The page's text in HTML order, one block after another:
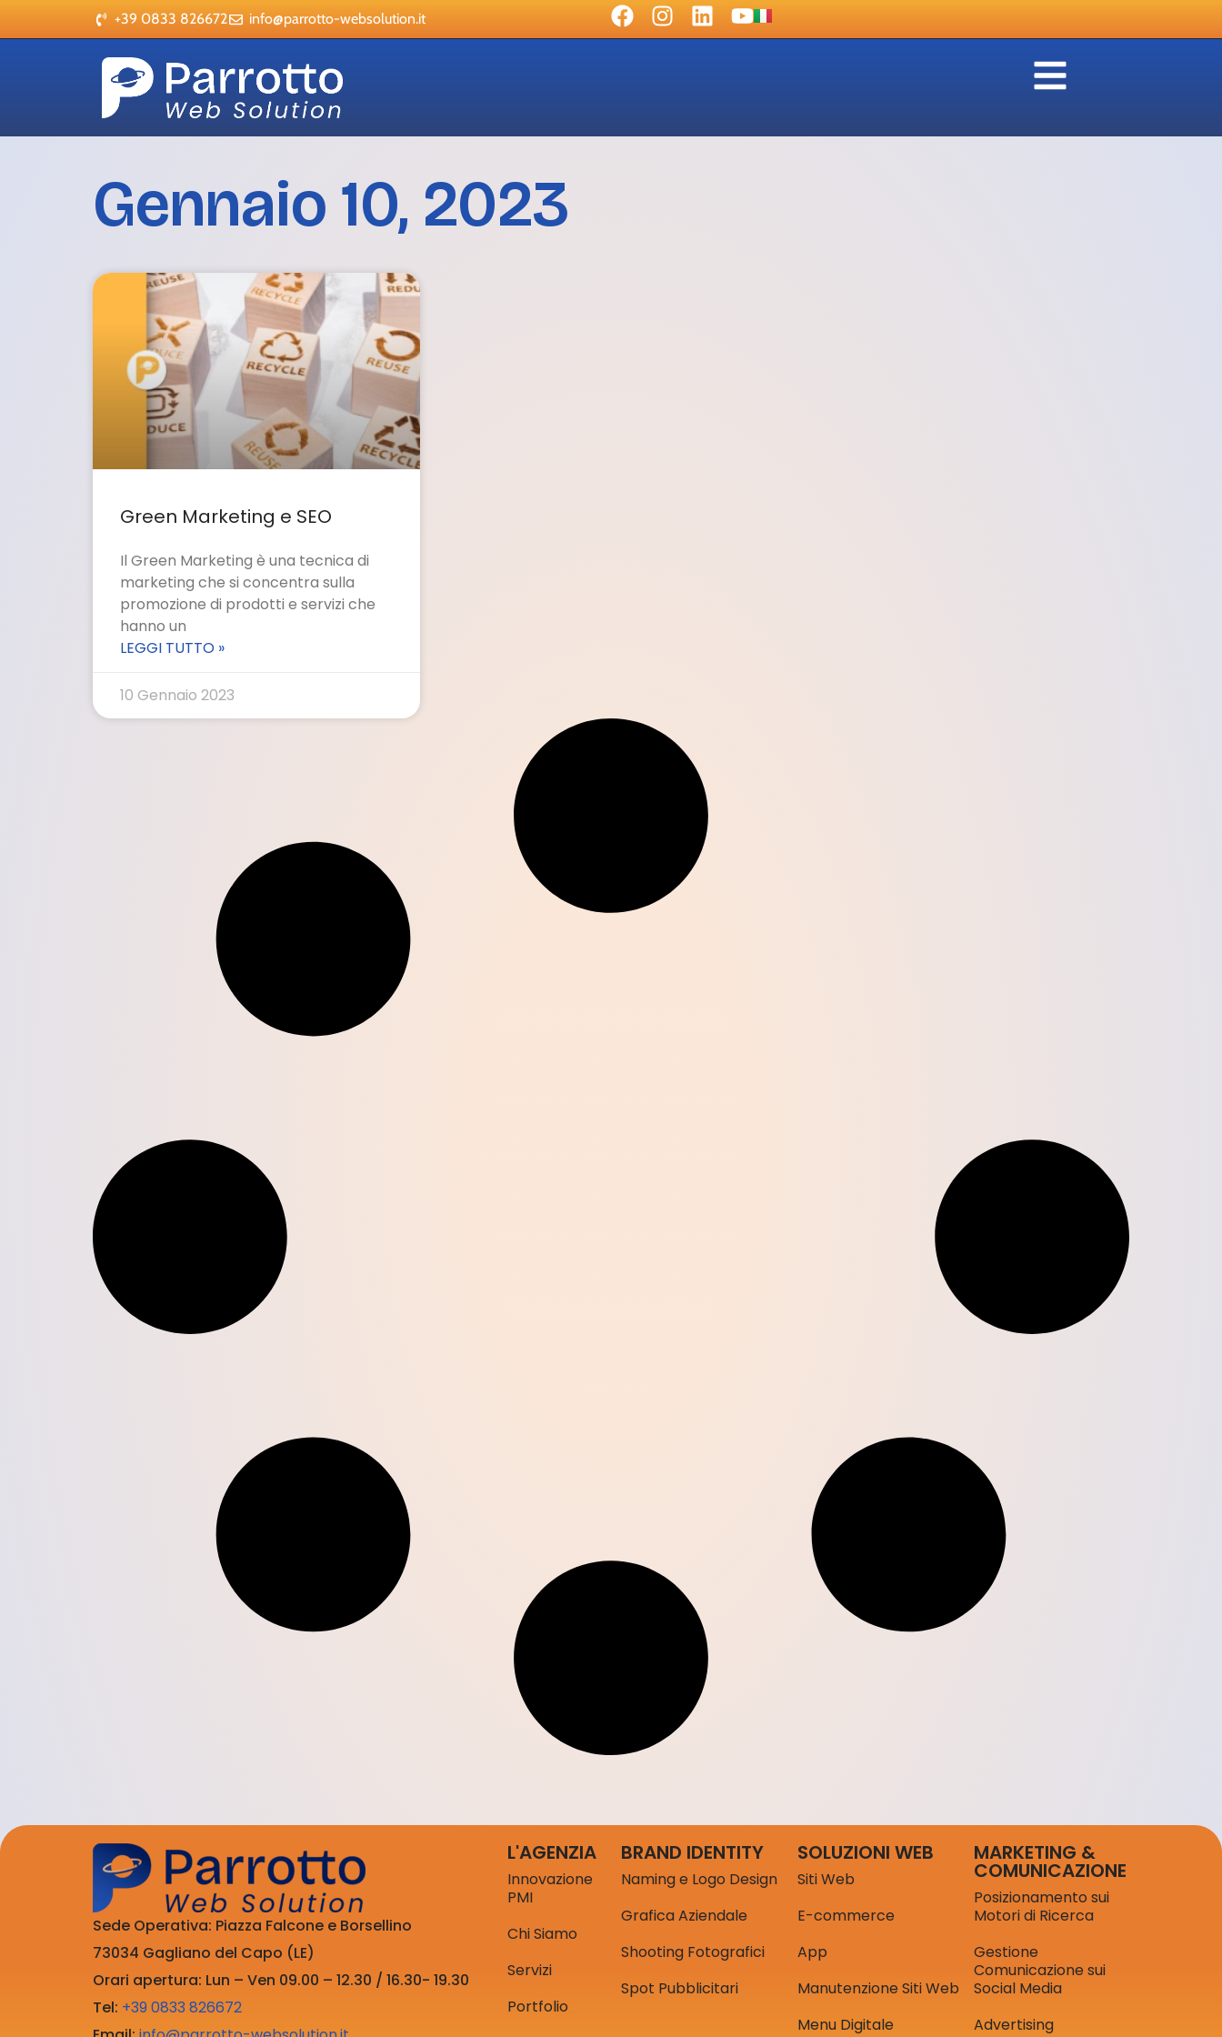
+39 0833 826672 info@parrotto-websolution.it
Gennaio 10, 2023
Green Marketing e SEO
Il Green Marketing è una tecnica di
marketing che si concentra sulla
promozione di prodotti e servizi che
hanno un
LEGGI TUTTO »
10 Gennaio 2023
Sede Operativa: Piazza Falcone e Borsellino
73034 Gagliano del Capo (LE)
Orari apertura: Lun – Ven 09.00 – 12.30 / 16.30- 19.30
Tel: +39 0833 826672
L'AGENZIA
Innovazione
PMI
Chi Siamo
Servizi
Portfolio
BRAND IDENTITY
Naming e Logo Design
Grafica Aziendale
Shooting Fotografici
Spot Pubblicitari
SOLUZIONI WEB
Siti Web
E-commerce
App
Manutenzione Siti Web
Menu Digitale
MARKETING &
COMUNICAZIONE
Posizionamento sui
Motori di Ricerca
Gestione
Comunicazione sui
Social Media
Advertising